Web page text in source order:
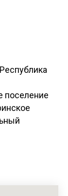
поселение